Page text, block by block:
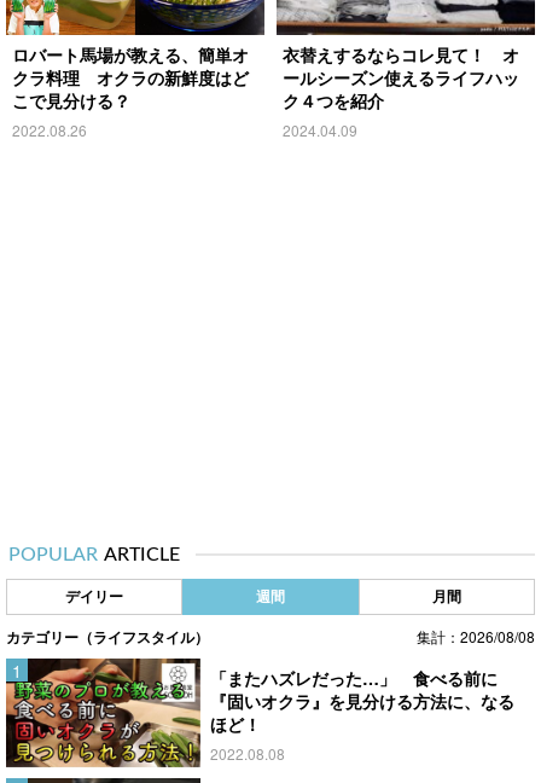
ロバート馬場が教える、簡単オ
クラ料理 オクラの新鮮度はど
こで見分ける？
2022.08.26
衣替えするならコレ見て！ オ
ールシーズン使えるライフハッ
ク４つを紹介
2024.04.09
POPULAR ARTICLE
デイリー 週間 月間
カテゴリー（ライフスタイル） 集計：2026/08/08
「またハズレだった…」 食べる前に
『固いオクラ』を見分ける方法に、なる
ほど！
2022.08.08